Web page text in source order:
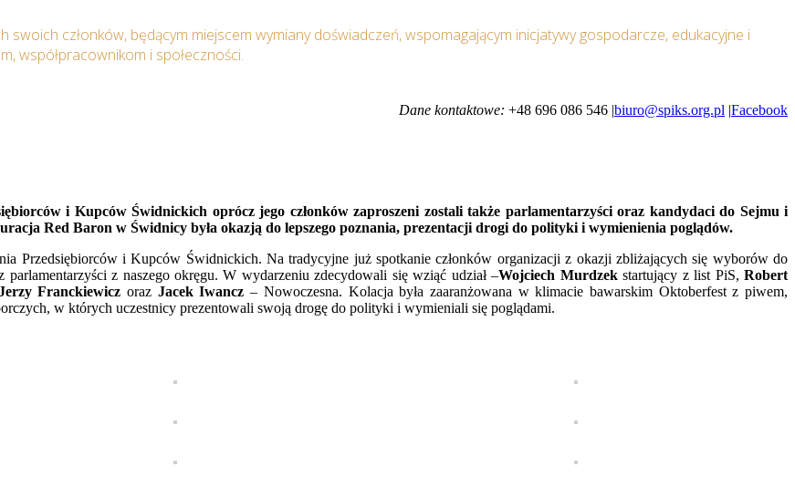
członków, będącym miejscem wymiany doświadczeń, wspomagającym inicjatywy gospodarcze, edukacyjne i
współpracownikom i społeczności.
Dane kontaktowe: +48 696 086 546 |biuro@spiks.org.pl |Facebook
i Kupców Świdnickich oprócz jego członków zaproszeni zostali także parlamentarzyści oraz kandydaci do Sejmu i
Red Baron w Świdnicy była okazją do lepszego poznania, prezentacji drogi do polityki i wymienienia poglądów.
Przedsiębiorców i Kupców Świdnickich. Na tradycyjne już spotkanie członków organizacji z okazji zbliżających się wyborów do
z naszego okręgu. W wydarzeniu zdecydowali się wziąć udział –Wojciech Murdzekstartujący z list PiS,Robert
Franckiewiczoraz Jacek Iwancz– Nowoczesna. Kolacja była zaaranżowana w klimacie bawarskim Oktoberfest z piwem,
w których uczestnicy prezentowali swoją drogę do polityki i wymieniali się poglądami.